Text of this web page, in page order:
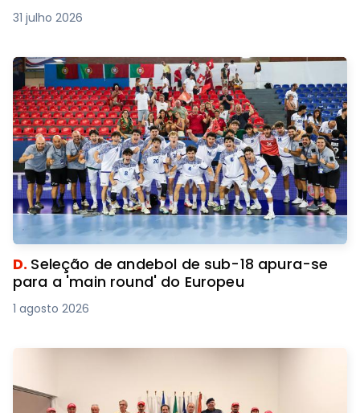
31 julho 2026
D. Seleção de andebol de sub-18 apura-se
para a 'main round' do Europeu
1 agosto 2026